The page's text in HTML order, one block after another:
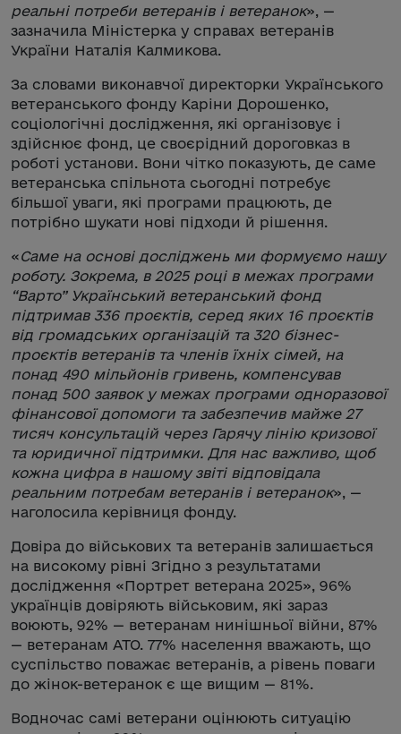
реальні потреби ветеранів і ветеранок», —
зазначила Міністерка у справах ветеранів
України Наталія Калмикова.
За словами виконавчої директорки Українського
ветеранського фонду Каріни Дорошенко,
соціологічні дослідження, які організовує і
здійснює фонд, це своєрідний дороговказ в
роботі установи. Вони чітко показують, де саме
ветеранська спільнота сьогодні потребує
більшої уваги, які програми працюють, де
потрібно шукати нові підходи й рішення.
«Саме на основі досліджень ми формуємо нашу
роботу. Зокрема, в 2025 році в межах програми
“Варто” Український ветеранський фонд
підтримав 336 проєктів, серед яких 16 проєктів
від громадських організацій та 320 бізнес-
проєктів ветеранів та членів їхніх сімей, на
понад 490 мільйонів гривень, компенсував
понад 500 заявок у межах програми одноразової
фінансової допомоги та забезпечив майже 27
тисяч консультацій через Гарячу лінію кризової
та юридичної підтримки. Для нас важливо, щоб
кожна цифра в нашому звіті відповідала
реальним потребам ветеранів і ветеранок», —
наголосила керівниця фонду.
Довіра до військових та ветеранів залишається
на високому рівні Згідно з результатами
дослідження «Портрет ветерана 2025», 96%
українців довіряють військовим, які зараз
воюють, 92% — ветеранам нинішньої війни, 87%
— ветеранам АТО. 77% населення вважають, що
суспільство поважає ветеранів, а рівень поваги
до жінок-ветеранок є ще вищим — 81%.
Водночас самі ветерани оцінюють ситуацію